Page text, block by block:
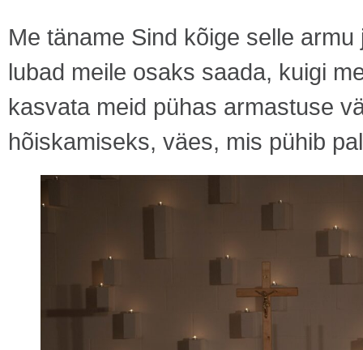
Me täname Sind kõige selle
lubad meile osaks saada, kuigi
kasvata meid pühas armastuse
hõiskamiseks, väes, mis pühib